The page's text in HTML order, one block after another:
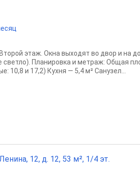
этаж. Окна выходят во двор и на
светло). Планировка и метраж: Общая
10,8 и 17,2) Кухня — 5,4 м² Санузел...
12, д. 12, 53 м², 1/4 эт.